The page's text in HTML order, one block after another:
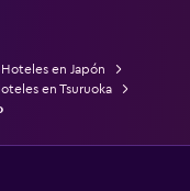
Hoteles en Japón
en Tsuruoka